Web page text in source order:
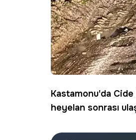
Kastamonu'da
heyelan sonrası